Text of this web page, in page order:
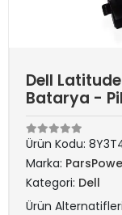
Dell
Batarya -
Ürün Kodu:
Marka:
Kategori: Dell
Ürün